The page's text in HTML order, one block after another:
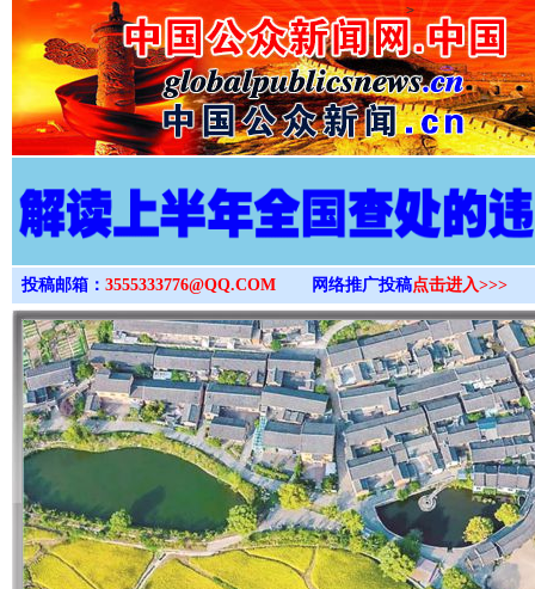
>
投稿邮箱： 3555333776@QQ.COM 网络推广投稿点击进入>>>